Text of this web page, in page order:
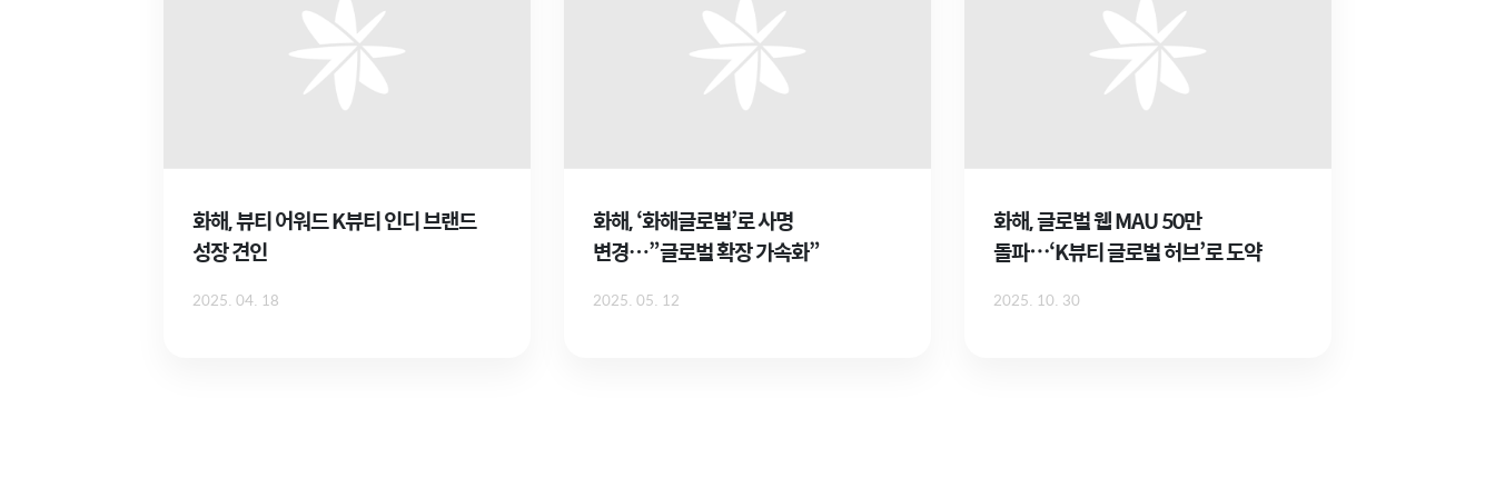
화해, 뷰티 어워드 K뷰티 인디 브랜드
성장 견인
2025. 04. 18
화해, ‘화해글로벌’로 사명
변경…”글로벌 확장 가속화”
2025. 05. 12
화해, 글로벌 웹 MAU 50만
돌파⋯‘K뷰티 글로벌 허브’로 도약
2025. 10. 30